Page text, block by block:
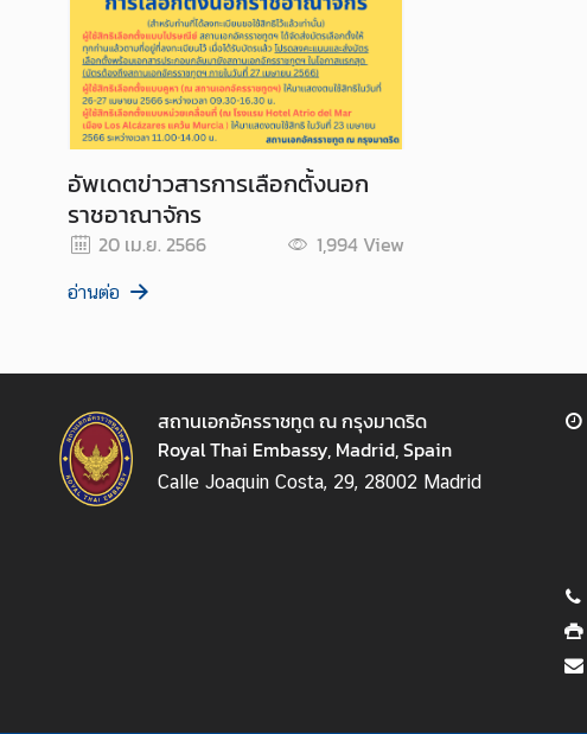
ก
ร
อัพเดตข่าวสารการเลือกตั้งนอก
ราชอาณาจักร
20 เม.ย. 2566 1,994View
อ่านต่อ
สถานเอกอัครราชทูต ณ กรุงมาดริด
Royal Thai Embassy, Madrid, Spain
Calle Joaquin Costa, 29, 28002 Madrid